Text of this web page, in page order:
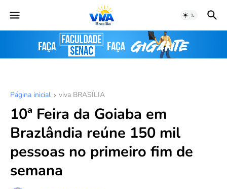
Página inicial viva BRASÍLIA
10ª Feira da Goiaba em
Brazlândia reúne 150 mil
pessoas no primeiro fim de
semana